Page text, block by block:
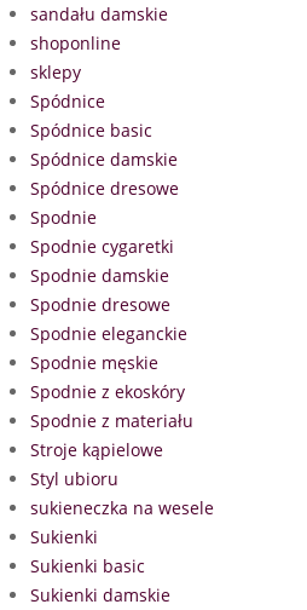
sandału damskie
shoponline
sklepy
Spódnice
Spódnice basic
Spódnice damskie
Spódnice dresowe
Spodnie
Spodnie cygaretki
Spodnie damskie
Spodnie dresowe
Spodnie eleganckie
Spodnie męskie
Spodnie z ekoskóry
Spodnie z materiału
Stroje kąpielowe
Styl ubioru
sukieneczka na wesele
Sukienki
Sukienki basic
Sukienki damskie